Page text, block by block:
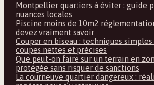
Montpellier quartiers à éviter : guide
nuances locales
Piscine moins de 10m2
devez vraiment savoir
Couper en biseau : techniques simples
coupes nettes et précises
Que peut-on faire sur un terrain en
protégée sans risquer de sanctions
La courneuve quartier dangereux :